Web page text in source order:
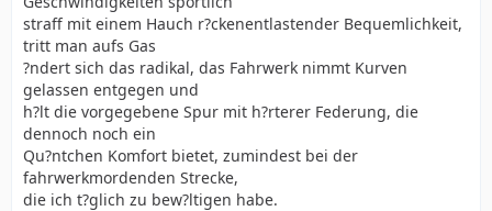
straff mit einem Hauch r?ckenentlastender Bequemlichkeit,
tritt man aufs Gas
?ndert sich das radikal, das Fahrwerk nimmt Kurven
gelassen entgegen und
h?lt die vorgegebene Spur mit h?rterer Federung, die
dennoch noch ein
Qu?ntchen Komfort bietet, zumindest bei der
fahrwerkmordenden Strecke,
die ich t?glich zu bew?ltigen habe.